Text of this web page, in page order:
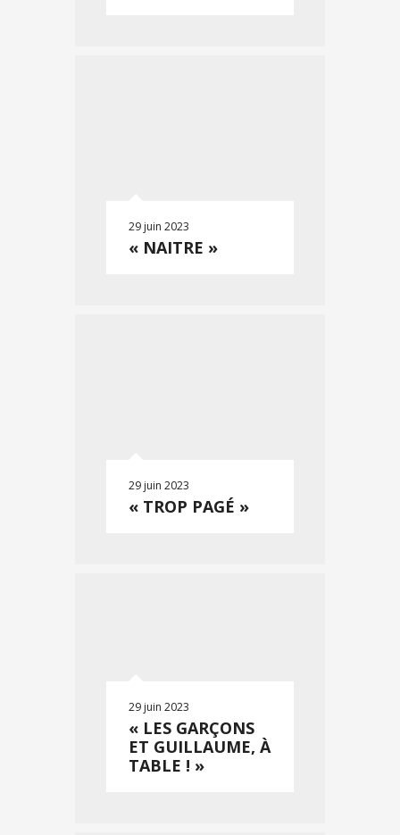
29 juin 2023
« NAITRE »
29 juin 2023
« TROP PAGÉ »
29 juin 2023
« LES GARÇONS
ET GUILLAUME, À
TABLE ! »